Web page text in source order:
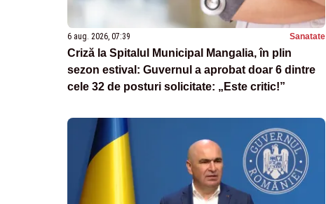
6 aug. 2026, 07:39 Sanatate
Criză la Spitalul Municipal Mangalia, în plin
sezon estival: Guvernul a aprobat doar 6 dintre
cele 32 de posturi solicitate: „Este critic!”